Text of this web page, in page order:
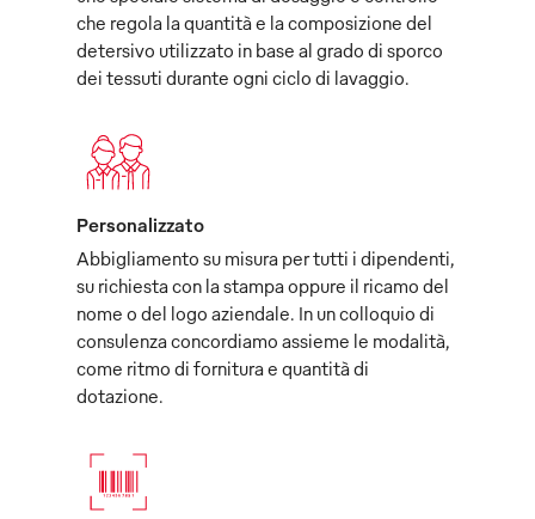
che regola la quantità e la composizione del
detersivo utilizzato in base al grado di sporco
dei tessuti durante ogni ciclo di lavaggio.
Personalizzato
Abbigliamento su misura per tutti i dipendenti,
su richiesta con la stampa oppure il ricamo del
nome o del logo aziendale. In un colloquio di
consulenza concordiamo assieme le modalità,
come ritmo di fornitura e quantità di
dotazione.